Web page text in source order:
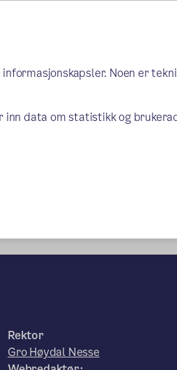
Noen er
data om statistikk og
Rektor
Gro Høydal Nesse